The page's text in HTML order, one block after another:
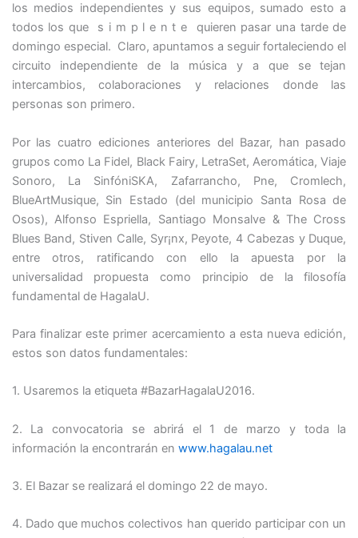
los medios independientes y sus equipos, sumado esto a
todos los que s i m p l e n t e quieren pasar una tarde de
domingo especial. Claro, apuntamos a seguir fortaleciendo el
circuito independiente de la música y a que se tejan
intercambios, colaboraciones y relaciones donde las
personas son primero.
Por las cuatro ediciones anteriores del Bazar, han pasado
grupos como La Fidel, Black Fairy, LetraSet, Aeromática, Viaje
Sonoro, La SinfóniSKA, Zafarrancho, Pne, Cromlech,
BlueArtMusique, Sin Estado (del municipio Santa Rosa de
Osos), Alfonso Espriella, Santiago Monsalve & The Cross
Blues Band, Stiven Calle, Syr¡nx, Peyote, 4 Cabezas y Duque,
entre otros, ratificando con ello la apuesta por la
universalidad propuesta como principio de la filosofía
fundamental de HagalaU.
Para finalizar este primer acercamiento a esta nueva edición,
estos son datos fundamentales:
1. Usaremos la etiqueta #BazarHagalaU2016.
2. La convocatoria se abrirá el 1 de marzo y toda la
información la encontrarán en www.hagalau.net
3. El Bazar se realizará el domingo 22 de mayo.
4. Dado que muchos colectivos han querido participar con un